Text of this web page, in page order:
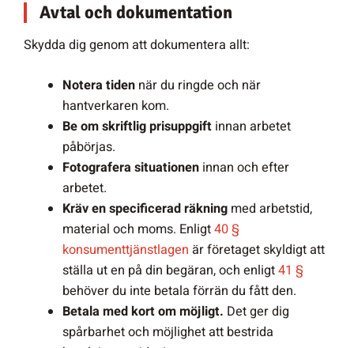
Avtal och dokumentation
Skydda dig genom att dokumentera allt:
Notera tidennär du ringde och när
hantverkaren kom.
Be om skriftlig prisuppgiftinnan arbetet
påbörjas.
Fotografera situationeninnan och efter
arbetet.
Kräv en specificerad räkningmed arbetstid,
material och moms. Enligt40 §
konsumenttjänstlagen är företaget skyldigt att
ställa ut en på din begäran, och enligt41 §
behöver du inte betala förrän du fått den.
Betala med kort om möjligt. Det ger dig
spårbarhet och möjlighet att bestrida